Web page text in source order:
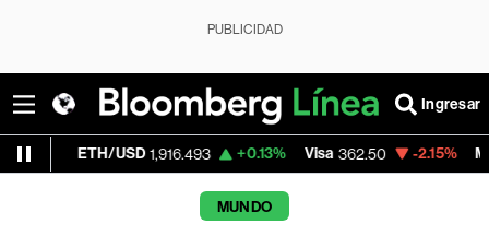
PUBLICIDAD
Ingresar
1,916.493 +0.13% Visa 362.50 -2.15% MercadoLibre
MUNDO